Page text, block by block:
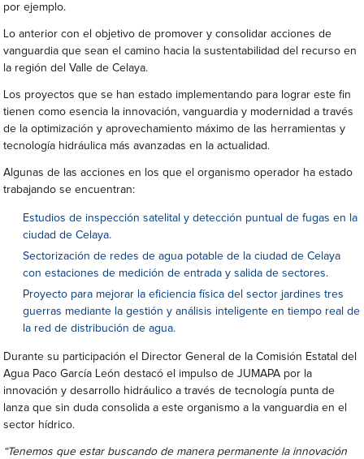
por ejemplo.
Lo anterior con el objetivo de promover y consolidar acciones de
vanguardia que sean el camino hacia la sustentabilidad del recurso en
la región del Valle de Celaya.
Los proyectos que se han estado implementando para lograr este fin
tienen como esencia la innovación, vanguardia y modernidad a través
de la optimización y aprovechamiento máximo de las herramientas y
tecnología hidráulica más avanzadas en la actualidad.
Algunas de las acciones en los que el organismo operador ha estado
trabajando se encuentran:
Estudios de inspección satelital y detección puntual de fugas en la
ciudad de Celaya.
Sectorización de redes de agua potable de la ciudad de Celaya
con estaciones de medición de entrada y salida de sectores.
Proyecto para mejorar la eficiencia física del sector jardines tres
guerras mediante la gestión y análisis inteligente en tiempo real de
la red de distribución de agua.
Durante su participación el Director General de la Comisión Estatal del
Agua Paco García León destacó el impulso de JUMAPA por la
innovación y desarrollo hidráulico a través de tecnología punta de
lanza que sin duda consolida a este organismo a la vanguardia en el
sector hídrico.
“Tenemos que estar buscando de manera permanente la innovación